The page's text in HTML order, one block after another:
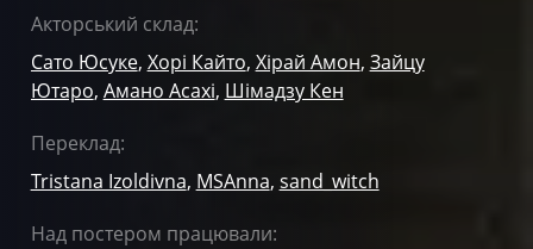
Акторський склад:
Сато Юсуке, Хорі Кайто, Хірай Амон, Зайцу
Ютаро, Амано Асахі, Шімадзу Кен
Переклад:
Tristana Izoldivna, MSAnna, sand_witch
Над постером працювали: